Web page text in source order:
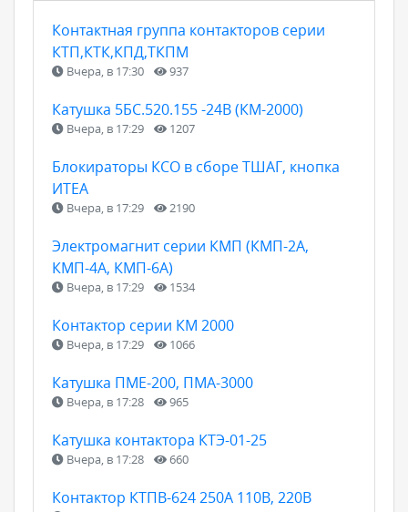
Контактная группа контакторов серии
КТП,КТК,КПД,ТКПМ
Вчера, в 17:30 937
Катушка 5БС.520.155 -24В (КМ-2000)
Вчера, в 17:29 1207
Блокираторы КСО в сборе ТШАГ, кнопка
ИТЕА
Вчера, в 17:29 2190
Электромагнит серии КМП (КМП-2А,
КМП-4А, КМП-6А)
Вчера, в 17:29 1534
Контактор серии КМ 2000
Вчера, в 17:29 1066
Катушка ПМЕ-200, ПМА-3000
Вчера, в 17:28 965
Катушка контактора КТЭ-01-25
Вчера, в 17:28 660
Контактор КТПВ-624 250А 110В, 220В